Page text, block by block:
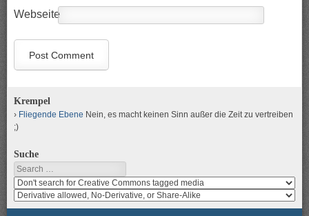
Webseite
Krempel
Fliegende Ebene Nein, es macht keinen Sinn außer die Zeit zu vertreiben
;)
Suche
Search
Search
media
for
search
media